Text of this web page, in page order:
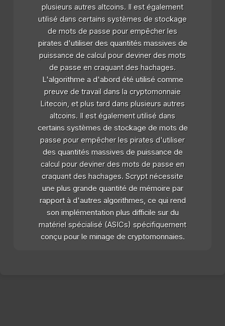
plusieurs autres altcoins. Il est également
utilisé dans certains systèmes de stockage
de mots de passe pour empêcher les
pirates d'utiliser des quantités massives de
puissance de calcul pour deviner des mots
de passe en craquant des hachages.
L'algorithme a d'abord été utilisé comme
preuve de travail dans la cryptomonnaie
Litecoin, et plus tard dans plusieurs autres
altcoins. Il est également utilisé dans
certains systèmes de stockage de mots de
passe pour empêcher les pirates d'utiliser
des quantités massives de puissance de
calcul pour deviner des mots de passe en
craquant des hachages. Scrypt nécessite
une plus grande quantité de mémoire par
rapport à d'autres algorithmes, ce qui rend
son implémentation plus difficile sur du
matériel spécialisé (ASICs) spécifiquement
conçu pour le minage de cryptomonnaies.